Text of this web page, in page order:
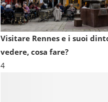
Visitare Rennes e i suoi
vedere, cosa fare?
4